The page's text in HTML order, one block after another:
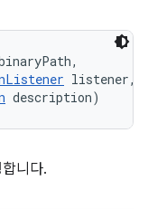
listener,
description)
니다.